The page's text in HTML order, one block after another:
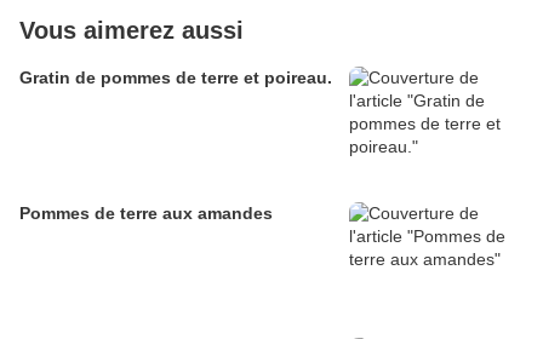
Vous aimerez aussi
Gratin de pommes de terre et poireau.
Pommes de terre aux amandes